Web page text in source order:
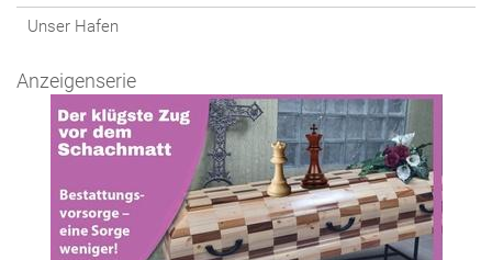
Unser Hafen
Anzeigenserie